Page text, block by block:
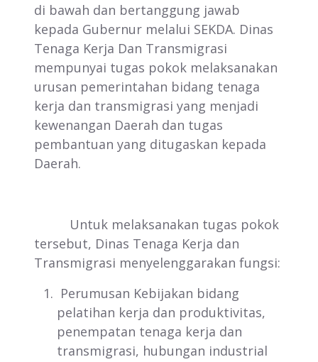
di bawah dan bertanggung jawab
kepada Gubernur melalui SEKDA. Dinas
Tenaga Kerja Dan Transmigrasi
mempunyai tugas pokok melaksanakan
urusan pemerintahan bidang tenaga
kerja dan transmigrasi yang menjadi
kewenangan Daerah dan tugas
pembantuan yang ditugaskan kepada
Daerah.
Untuk melaksanakan tugas pokok
tersebut, Dinas Tenaga Kerja dan
Transmigrasi menyelenggarakan fungsi:
Perumusan Kebijakan bidang
pelatihan kerja dan produktivitas,
penempatan tenaga kerja dan
transmigrasi, hubungan industrial